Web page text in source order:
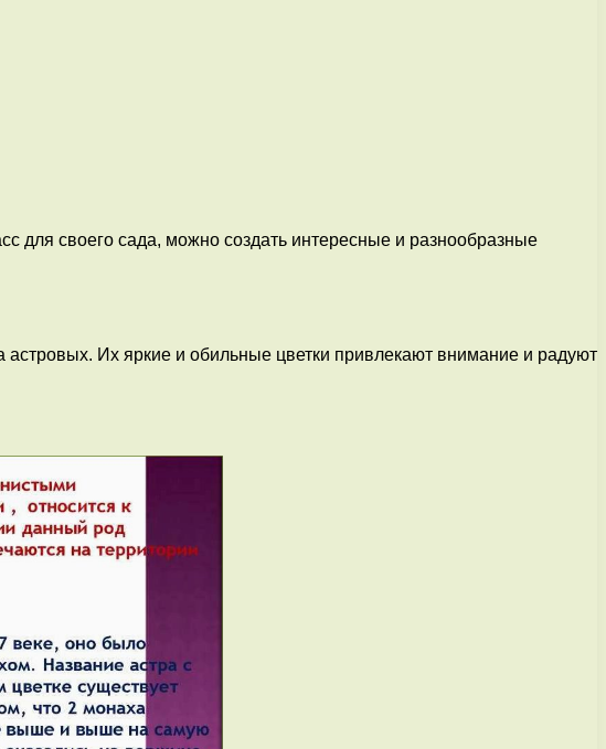
для своего сада, можно создать интересные и разнообразные
Их яркие и обильные цветки привлекают внимание и радуют